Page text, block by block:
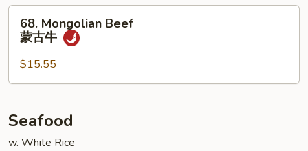
咖
Mongolian
Beef
古
68. Mongolian Beef
蒙古牛
$15.55
Seafood
w. White Rice